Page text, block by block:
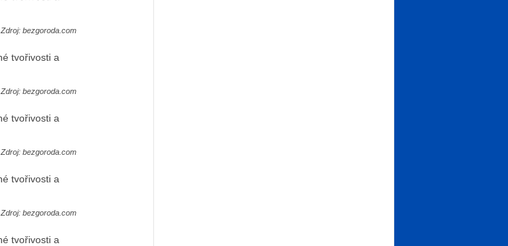
Zdroj: bezgoroda.com
Zdroj: bezgoroda.com
Zdroj: bezgoroda.com
Zdroj: bezgoroda.com